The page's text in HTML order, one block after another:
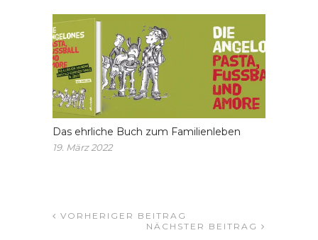
Das ehrliche Buch zum Familienleben
19. März 2022
VORHERIGER BEITRAG
NÄCHSTER BEITRAG